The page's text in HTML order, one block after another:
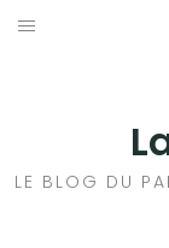
Aller
LE BLOG DU
HISTOIRES EN ILE